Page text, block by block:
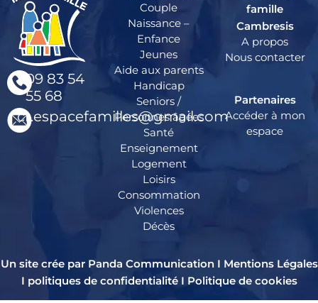
09 83 54
55 68
cr.espacefamilles@gmail.com
Couple
Naissance –
Enfance
Jeunes
Aide aux parents
Handicap
Seniors /
Personnes âgées
Santé
Enseignement
Logement
Loisirs
Consommation
Violences
Décès
famille
Cambresis
A propos
Nous contacter
Partenaires
Accéder à mon
espace
Un site crée par Panda Communication I Mentions Légales
I politiques de confidentialitéI Politique de cookies